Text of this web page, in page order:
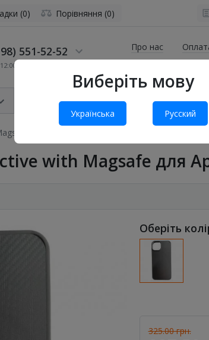
Виберіть мову
Українська Русский
(0) Порівняння (0)
551-52-52
до 19:00
Про нас
для Apple iPhone 16 Pro (6.3") Black
with Magsafe для
Оберіть
325.00 грн.